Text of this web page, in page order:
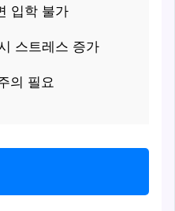
입학 불가
스트레스 증가
의 필요